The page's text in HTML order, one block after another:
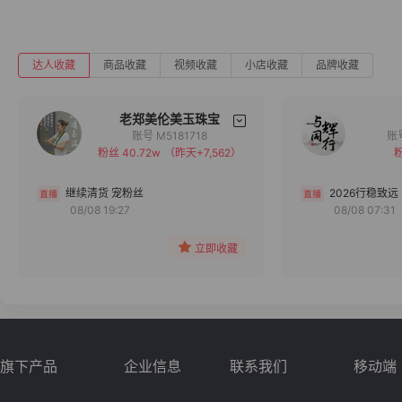
达人收藏 商品收藏 视频收藏 小店收藏 品牌收藏
老郑美伦美玉珠宝
备注
账号 M5181718
粉丝 40.72w
（昨天+7,562）
继续清货 宠粉丝
08/08 19:27
立即收藏
2026行稳致远
08/08 07:31
旗下产品 企业信息 联系我们 移动端